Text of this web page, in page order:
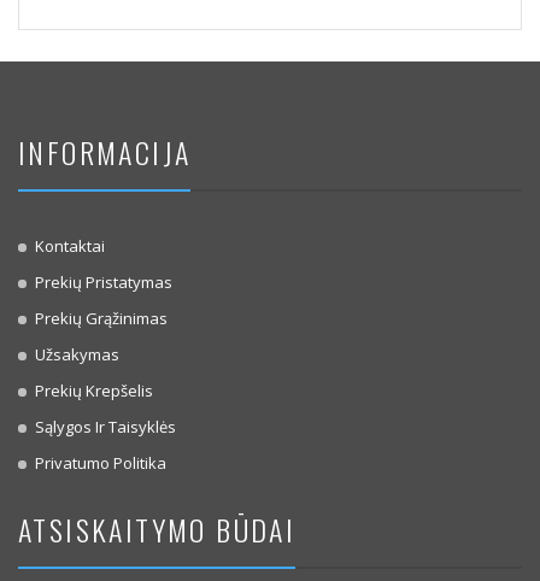
INFORMACIJA
Kontaktai
Prekių Pristatymas
Prekių Grąžinimas
Užsakymas
Prekių Krepšelis
Sąlygos Ir Taisyklės
Privatumo Politika
ATSISKAITYMO BŪDAI